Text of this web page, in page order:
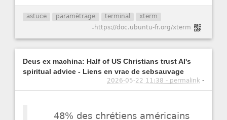
astuce paramètrage terminal xterm
-https://doc.ubuntu-fr.org/xterm
Deus ex machina: Half of US Christians trust AI's
spiritual advice - Liens en vrac de sebsauvage
2026-05-22 11:38 - permalink -
48% des chrétiens américains